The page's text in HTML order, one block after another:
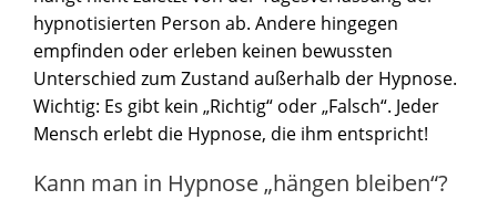
hypnotisierten Person ab. Andere hingegen
empfinden oder erleben keinen bewussten
Unterschied zum Zustand außerhalb der Hypnose.
Wichtig: Es gibt kein „Richtig“ oder „Falsch“. Jeder
Mensch erlebt die Hypnose, die ihm entspricht!
Kann man in Hypnose „hängen bleiben“?